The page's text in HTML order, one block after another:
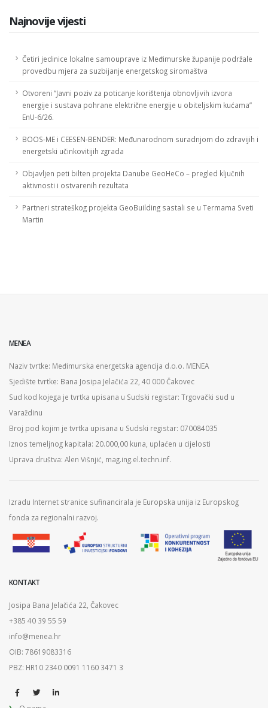
Najnovije vijesti
Četiri jedinice lokalne samouprave iz Međimurske županije podržale
provedbu mjera za suzbijanje energetskog siromaštva
Otvoreni “Javni poziv za poticanje korištenja obnovljivih izvora
energije i sustava pohrane električne energije u obiteljskim kućama”
EnU-6/26.
BOOS-ME i CEESEN-BENDER: Međunarodnom suradnjom do zdravijih i
energetski učinkovitijih zgrada
Objavljen peti bilten projekta Danube GeoHeCo – pregled ključnih
aktivnosti i ostvarenih rezultata
Partneri strateškog projekta GeoBuilding sastali se u Termama Sveti
Martin
MENEA
Naziv tvrtke: Međimurska energetska agencija d.o.o. MENEA
Sjedište tvrtke: Bana Josipa Jelačića 22, 40 000 Čakovec
Sud kod kojega je tvrtka upisana u Sudski registar: Trgovački sud u
Varaždinu
Broj pod kojim je tvrtka upisana u Sudski registar: 070084035
Iznos temeljnog kapitala: 20.000,00 kuna, uplaćen u cijelosti
Uprava društva: Alen Višnjić, mag.ing.el.techn.inf.
Izradu Internet stranice sufinancirala je Europska unija iz Europskog
fonda za regionalni razvoj.
KONTAKT
Josipa Bana Jelačića 22, Čakovec
+385 40 39 55 59
info@menea.hr
OIB: 78619083316
PBZ: HR10 2340 0091 1160 3471 3